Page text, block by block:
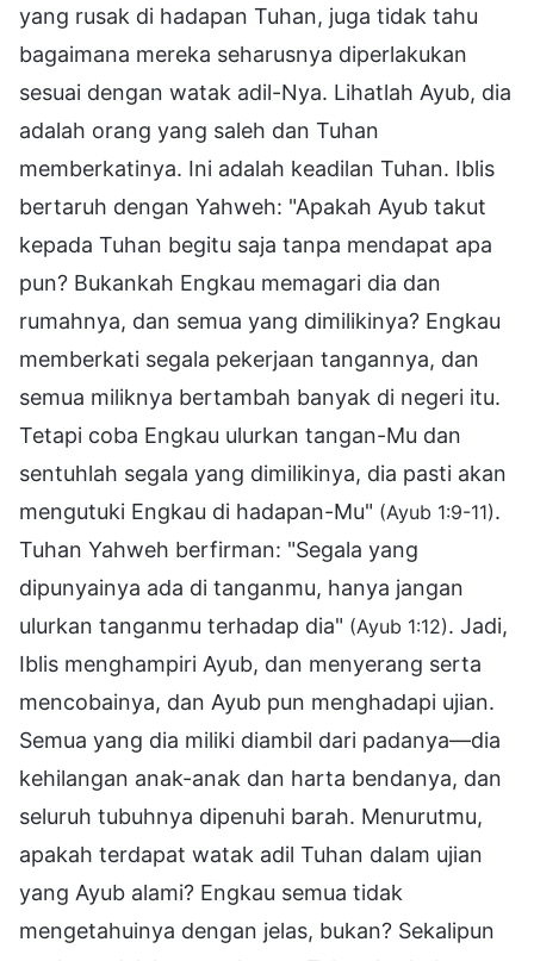
yang rusak di hadapan Tuhan, juga tidak tahu
bagaimana mereka seharusnya diperlakukan
sesuai dengan watak adil-Nya. Lihatlah Ayub, dia
adalah orang yang saleh dan Tuhan
memberkatinya. Ini adalah keadilan Tuhan. Iblis
bertaruh dengan Yahweh: "Apakah Ayub takut
kepada Tuhan begitu saja tanpa mendapat apa
pun? Bukankah Engkau memagari dia dan
rumahnya, dan semua yang dimilikinya? Engkau
memberkati segala pekerjaan tangannya, dan
semua miliknya bertambah banyak di negeri itu.
Tetapi coba Engkau ulurkan tangan-Mu dan
sentuhlah segala yang dimilikinya, dia pasti akan
mengutuki Engkau di hadapan-Mu" (Ayub 1:9-11).
Tuhan Yahweh berfirman: "Segala yang
dipunyainya ada di tanganmu, hanya jangan
ulurkan tanganmu terhadap dia" (Ayub 1:12). Jadi,
Iblis menghampiri Ayub, dan menyerang serta
mencobainya, dan Ayub pun menghadapi ujian.
Semua yang dia miliki diambil dari padanya—dia
kehilangan anak-anak dan harta bendanya, dan
seluruh tubuhnya dipenuhi barah. Menurutmu,
apakah terdapat watak adil Tuhan dalam ujian
yang Ayub alami? Engkau semua tidak
mengetahuinya dengan jelas, bukan? Sekalipun